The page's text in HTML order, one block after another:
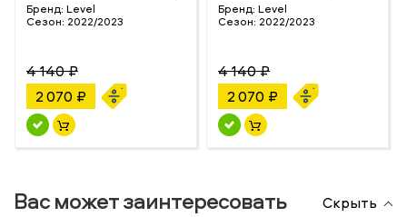
Бренд: Level
Сезон: 2022/2023
4 140 ₽
2 070 ₽
Бренд: Level
Сезон: 2022/2023
4 140 ₽
2 070 ₽
Вас может заинтересовать Скрыть